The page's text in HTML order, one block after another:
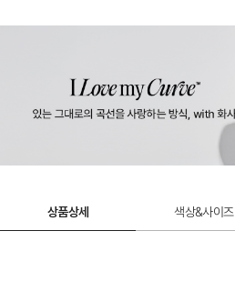
울트라서포트 제로무브 스포츠브라 연장 후
상품상세 색상&사이즈